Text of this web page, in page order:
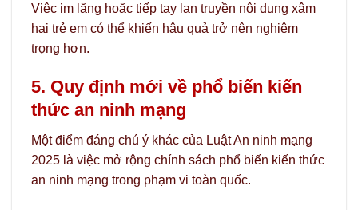
Việc im lặng hoặc tiếp tay lan truyền nội dung xâm
hại trẻ em có thể khiến hậu quả trở nên nghiêm
trọng hơn.
5. Quy định mới về phổ biến kiến
thức an ninh mạng
Một điểm đáng chú ý khác của Luật An ninh mạng
2025 là việc mở rộng chính sách phổ biến kiến thức
an ninh mạng trong phạm vi toàn quốc.